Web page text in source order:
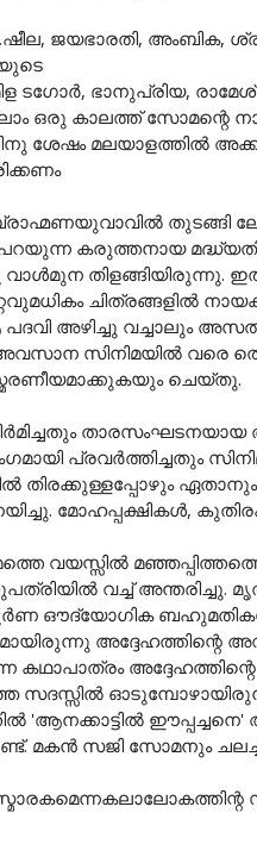
ജയഭാരതി, അംബിക,
ടഗോർ, ഭാനുപ്രിയ,
ഒരു കാലത്ത് സോമന്റെ
ശേഷം മലയാളത്തിൽ
തുടങ്ങി
പറയുന്ന കരുത്തനായ
തിളങ്ങിയിരുന്നു.
ചിത്രങ്ങളിൽ
അഴിച്ചു വച്ചാലും
സിനിമയിൽ വരെ
ചെയ്തു.
പ്രവർത്തിച്ചതും
തിരക്കുള്ളപ്പോഴും ഏതാനും
മോഹപ്പക്ഷികൾ,
വയസ്സിൽ
വച്ച് അന്തരിച്ചു.
ഔദ്യോഗിക
അദ്ദേഹത്തിന്റെ
അദ്ദേഹത്തിന്റെ
സദസ്സിൽ
ഈപ്പച്ചനെ'
മകൻ സജി സോമനും